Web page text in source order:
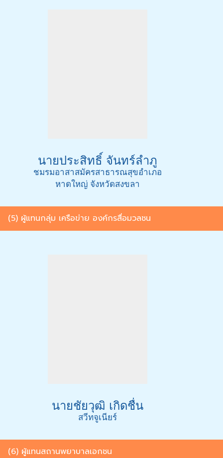
นายประสิทธิ์ จันทร์ลำภู
ชมรมอาสาสมัครสาธารณสุขอำเภอ
หาดใหญ่ จังหวัดสงขลา
(5) ผู้แทนกลุ่ม เครือข่าย องค์กรสื่อมวลชน
นายชัยวุฒิ เกิดชื่น
สวีทจูเนียร์
(6) ผู้แทนสถานพยาบาลเอกชน